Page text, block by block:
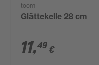
toom
Glättekelle 28 cm
11,49 €